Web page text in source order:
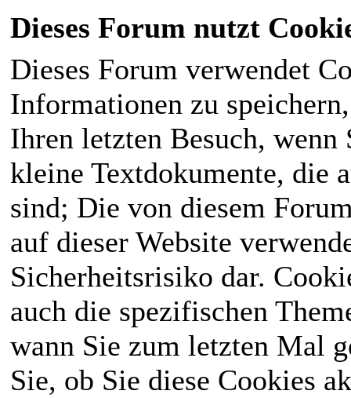
Dieses Forum nutzt
Dieses Forum verwendet
Informationen zu
Ihren letzten Besuch,
kleine Textdokumente, die
sind; Die von diesem
auf dieser Website
Sicherheitsrisiko dar.
auch die spezifischen
wann Sie zum letzten Mal
Sie, ob Sie diese Cookies